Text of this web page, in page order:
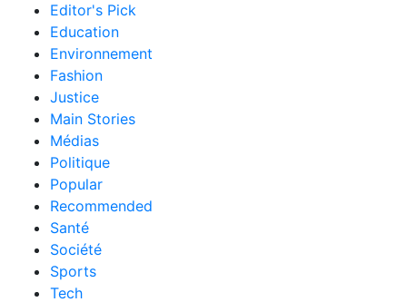
Editor's Pick
Education
Environnement
Fashion
Justice
Main Stories
Médias
Politique
Popular
Recommended
Santé
Société
Sports
Tech